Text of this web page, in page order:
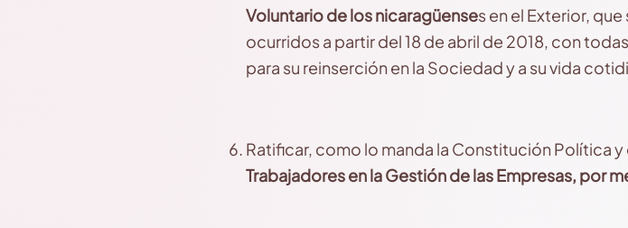
Voluntario de los nicaragüenses en el Exterior,
ocurridos a partir del 18 de abril de 2018, con
para su reinserción en la Sociedad y a su vida
Ratificar, como lo manda la Constitución Política y
Trabajadores en la Gestión de las Empresas, por